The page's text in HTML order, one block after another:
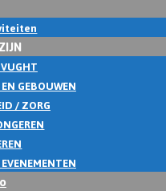
GEBOUWEN
/ ZORG